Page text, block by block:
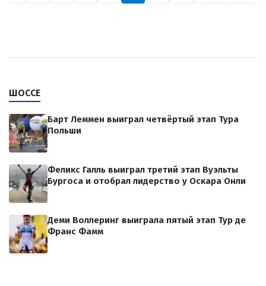
ШОССЕ
Барт Леммен выиграл четвёртый этап Тура
Польши
Феликс Галль выиграл третий этап Вуэльты
Бургоса и отобрал лидерство у Оскара Онли
Деми Воллеринг выиграла пятый этап Тур де
Франс Фамм